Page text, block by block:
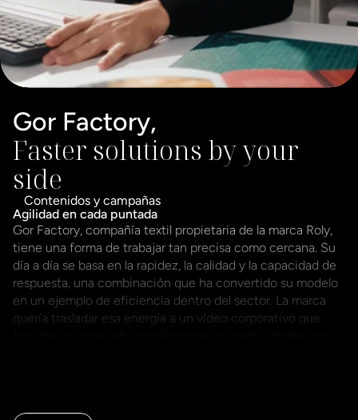
Gor Factory,
Faster solutions by your
side
Contenidos y campañas
Agilidad en cada puntada
Gor Factory, compañía textil propietaria de la marca Roly,
tiene una forma de trabajar tan precisa como cercana. Su
día a día se basa en la rapidez, la calidad y la capacidad de
respuesta, una combinación que ha convertido su modelo
en un ejemplo de eficiencia dentro del sector. La marca
quería trasladar esa energía a un vídeo corporativo que